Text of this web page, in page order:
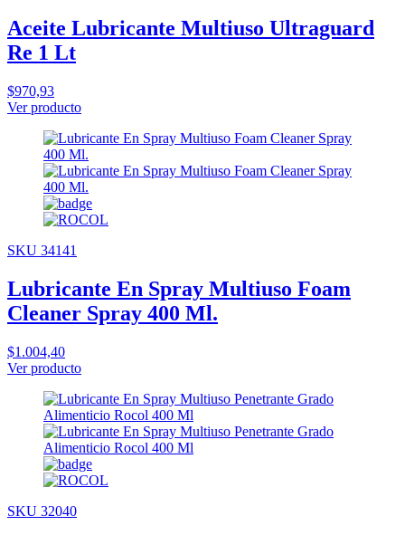
Aceite Lubricante Multiuso Ultraguard
Re 1 Lt
$970,93
Ver producto
SKU 34141
Lubricante En Spray Multiuso Foam
Cleaner Spray 400 Ml.
$1.004,40
Ver producto
SKU 32040